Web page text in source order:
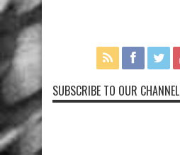
SUBSCRIBE TO OUR CHANNEL